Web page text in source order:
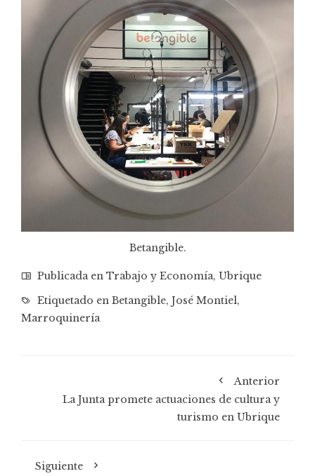
Betangible.
Publicada en Trabajo y Economía, Ubrique
Etiquetado en Betangible, José Montiel,
Marroquinería
Anterior
La Junta promete actuaciones de cultura y
turismo en Ubrique
Siguiente